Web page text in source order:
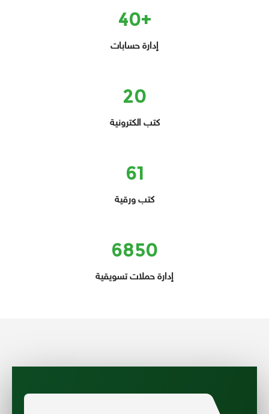
+40
إدارة حسابات
20
كتب الكترونية
61
كتب ورقية
6850
إدارة حملات تسويقية